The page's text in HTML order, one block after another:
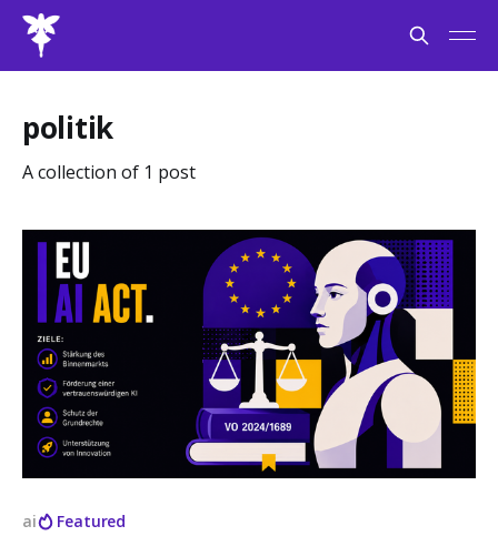
politik
A collection of 1 post
ai Featured